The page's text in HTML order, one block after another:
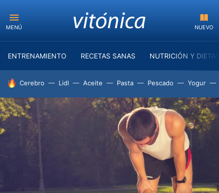
MENÚ NUEVO
ENTRENAMIENTO RECETAS SANAS NUTRICIÓN Y
HOY SE HABLA DE
Cerebro Lidl Aceite Pasta Pescado Yogur